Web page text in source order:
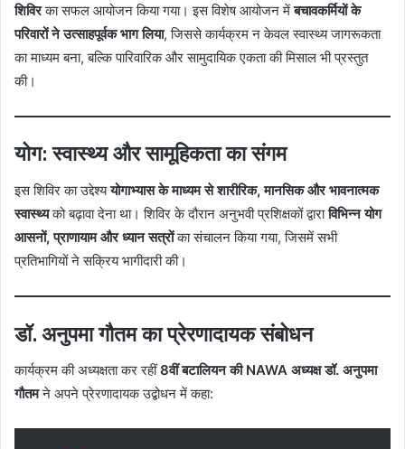
शिविरका सफल आयोजन किया गया। इस विशेष आयोजन मेंबचावकर्मियों के
परिवारों ने उत्साहपूर्वक भाग लिया, जिससे कार्यक्रम न केवल स्वास्थ्य जागरूकता
का माध्यम बना, बल्कि पारिवारिक और सामुदायिक एकता की मिसाल भी प्रस्तुत
की।
योग: स्वास्थ्य और सामूहिकता का संगम
इस शिविर का उद्देश्ययोगाभ्यास के माध्यम से शारीरिक, मानसिक और भावनात्मक
स्वास्थ्यको बढ़ावा देना था। शिविर के दौरान अनुभवी प्रशिक्षकों द्वाराविभिन्न योग
आसनों, प्राणायाम और ध्यान सत्रोंका संचालन किया गया, जिसमें सभी
प्रतिभागियों ने सक्रिय भागीदारी की।
डॉ. अनुपमा गौतम का प्रेरणादायक संबोधन
कार्यक्रम की अध्यक्षता कर रहीं8वीं बटालियन की NAWA अध्यक्ष डॉ. अनुपमा
गौतमने अपने प्रेरणादायक उद्बोधन में कहा: